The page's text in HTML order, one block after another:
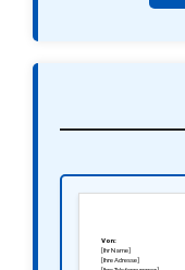
Von:
[Ihr Name]
[Ihre Adresse]